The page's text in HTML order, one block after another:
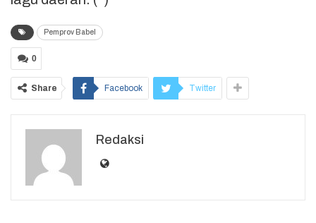
Pemprov Babel
0
Share Facebook Twitter
Redaksi